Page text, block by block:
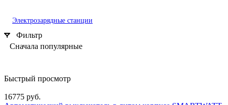
Электрозарядные станции
Фильтр
Сначала популярные
Быстрый просмотр
16775 руб.